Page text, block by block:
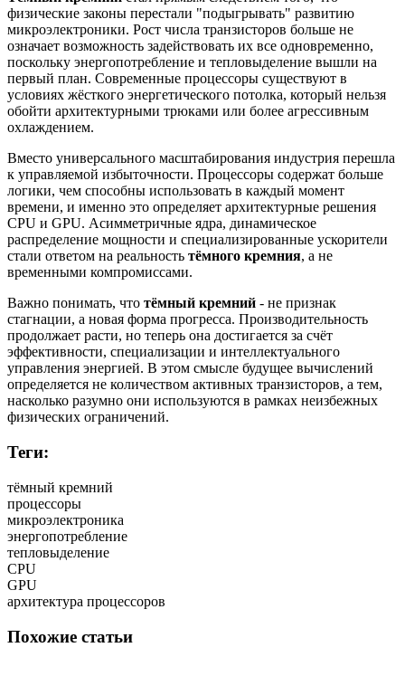
физические законы перестали "подыгрывать" развитию
микроэлектроники. Рост числа транзисторов больше не
означает возможность задействовать их все одновременно,
поскольку энергопотребление и тепловыделение вышли на
первый план. Современные процессоры существуют в
условиях жёсткого энергетического потолка, который нельзя
обойти архитектурными трюками или более агрессивным
охлаждением.
Вместо универсального масштабирования индустрия перешла
к управляемой избыточности. Процессоры содержат больше
логики, чем способны использовать в каждый момент
времени, и именно это определяет архитектурные решения
CPU и GPU. Асимметричные ядра, динамическое
распределение мощности и специализированные ускорители
стали ответом на реальность тёмного кремния, а не
временными компромиссами.
Важно понимать, что тёмный кремний - не признак
стагнации, а новая форма прогресса. Производительность
продолжает расти, но теперь она достигается за счёт
эффективности, специализации и интеллектуального
управления энергией. В этом смысле будущее вычислений
определяется не количеством активных транзисторов, а тем,
насколько разумно они используются в рамках неизбежных
физических ограничений.
Теги:
тёмный кремний
процессоры
микроэлектроника
энергопотребление
тепловыделение
CPU
GPU
архитектура процессоров
Похожие статьи